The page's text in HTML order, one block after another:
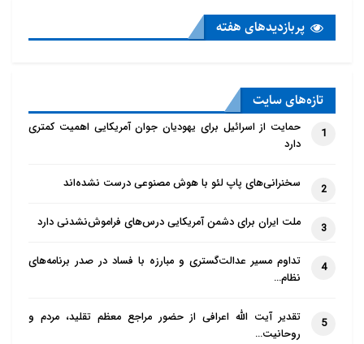
پربازدید‌های هفته
تازه‌‌های سایت
1
حمایت از اسرائیل برای یهودیان جوان آمریکایی اهمیت کمتری
دارد
2 سخنرانی‌های پاپ لئو با هوش مصنوعی درست نشده‌اند
3 ملت ایران برای دشمن آمریکایی درس‌های فراموش‌نشدنی دارد
4
تداوم مسیر عدالت‌گستری و مبارزه با فساد در صدر برنامه‌های
نظام…
5
تقدیر آیت الله اعرافی از حضور مراجع معظم تقلید، مردم و
روحانیت…